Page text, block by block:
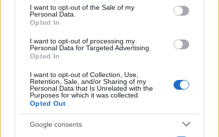
consent section.
I want to opt-out of the Sale of my
Personal Data.
Opted In
I want to opt-out of processing my
Personal Data for Targeted Advertising.
Opted In
I want to opt-out of Collection, Use,
Retention, Sale, and/or Sharing of my
Personal Data that Is Unrelated with the
Purposes for which it was collected.
Opted Out
Google consents
και αραβικών χωρών, με ενίσχυση
στρατιωτικής επιτήρησης στο Αιγαίο και